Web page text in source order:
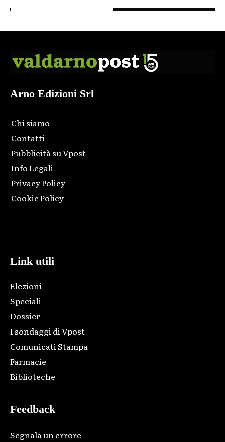
Arno Edizioni Srl
Chi siamo
Contatti
Pubblicità su Vpost
Info Legali
Privacy Policy
Cookie Policy
Link utili
Elezioni
Speciali
Dossier
I sondaggi di Vpost
Comunicati Stampa
Farmacie
Biblioteche
Feedback
Segnala un errore